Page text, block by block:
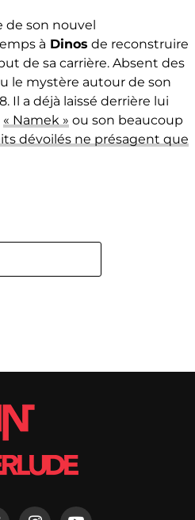
de son nouvel
à Dinos de reconstruire
de sa carrière. Absent des
le mystère autour de son
Il a déjà laissé derrière lui
« Namek » ou son beaucoup
dévoilés ne présagent que